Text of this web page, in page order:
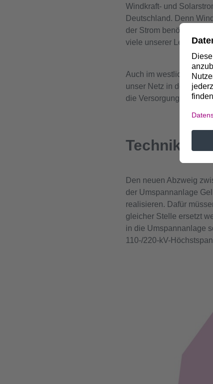
Windkraft- und
Deutschland. Denn
der Strom benötigt
viele unserer Leitungen
Auch im westlichen
unser Netz in der
die Versorgung des
Technik
Den neuen Abzweig
der Umspannanlage
realisieren. Dafür
gleicher Stelle ersetzt
in die Umspannanlage
110-/220-kV-